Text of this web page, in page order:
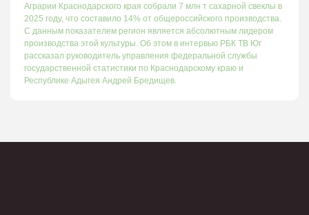
Аграрии Краснодарского края собрали 7 млн т сахарной свеклы в
2025 году, что составило 14% от общероссийского производства.
С данным показателем регион является абсолютным лидером
производства этой культуры. Об этом в интервью РБК ТВ Юг
рассказал руководитель управления федеральной службы
государственной статистики по Краснодарскому краю и
Республике Адыгея Андрей Бредищев.